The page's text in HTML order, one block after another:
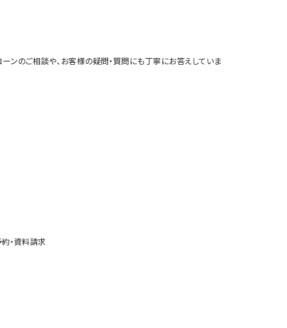
ンのご相談や、お客様の疑問・質問にも丁寧にお答えしていま
・資料請求